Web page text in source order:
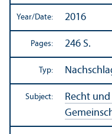
Year/Date: 2016
Pages: 246 S.
Typ:
Subject: Recht